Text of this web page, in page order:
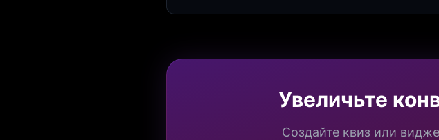
Увеличьте
Создайте квиз или